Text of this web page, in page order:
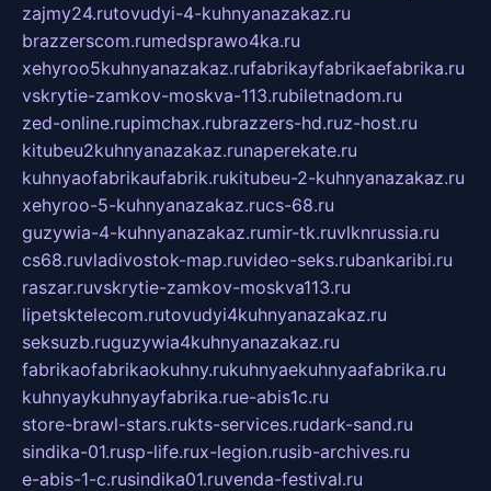
zajmy24.rutovudyi-4-kuhnyanazakaz.ru
brazzerscom.rumedsprawo4ka.ru
xehyroo5kuhnyanazakaz.rufabrikayfabrikaefabrika.ru
vskrytie-zamkov-moskva-113.rubiletnadom.ru
zed-online.rupimchax.rubrazzers-hd.ruz-host.ru
kitubeu2kuhnyanazakaz.runaperekate.ru
kuhnyaofabrikaufabrik.rukitubeu-2-kuhnyanazakaz.ru
xehyroo-5-kuhnyanazakaz.rucs-68.ru
guzywia-4-kuhnyanazakaz.rumir-tk.ruvlknrussia.ru
cs68.ruvladivostok-map.ruvideo-seks.rubankaribi.ru
raszar.ruvskrytie-zamkov-moskva113.ru
lipetsktelecom.rutovudyi4kuhnyanazakaz.ru
seksuzb.ruguzywia4kuhnyanazakaz.ru
fabrikaofabrikaokuhny.rukuhnyaekuhnyaafabrika.ru
kuhnyaykuhnyayfabrika.rue-abis1c.ru
store-brawl-stars.rukts-services.rudark-sand.ru
sindika-01.rusp-life.rux-legion.rusib-archives.ru
e-abis-1-c.rusindika01.ruvenda-festival.ru